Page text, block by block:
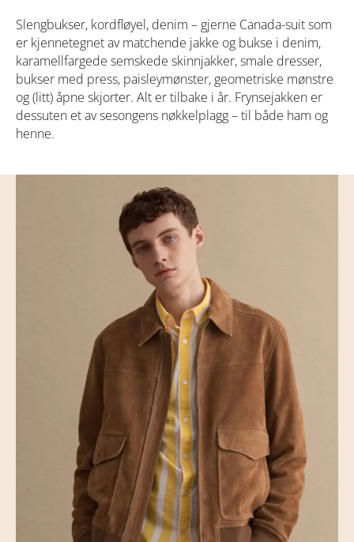
Slengbukser, kordfløyel, denim – gjerne Canada-suit som
er kjennetegnet av matchende jakke og bukse i denim,
karamellfargede semskede skinnjakker, smale dresser,
bukser med press, paisleymønster, geometriske mønstre
og (litt) åpne skjorter. Alt er tilbake i år. Frynsejakken er
dessuten et av sesongens nøkkelplagg – til både ham og
henne.